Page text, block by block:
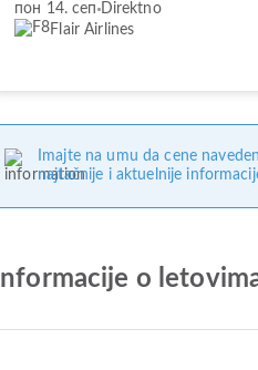
пон 14. сеп Direktno
Flair Airlines
Imajte na umu da cene
najtačnije i aktuelnije
Informacije o